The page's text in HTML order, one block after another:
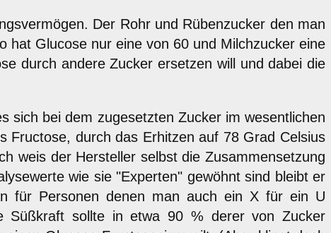
Der Rohr und Rübenzucker den man
hat Glucose nur eine von 60 und Milchzucker eine
durch andere Zucker ersetzen will und dabei die
sich bei dem zugesetzten Zucker im wesentlichen
Fructose, durch das Erhitzen auf 78 Grad Celsius
weis der Hersteller selbst die Zusammensetzung
wie sie "Experten" gewöhnt sind bleibt er
für Personen denen man auch ein X für ein U
Süßkraft sollte in etwa 90 % derer von Zucker